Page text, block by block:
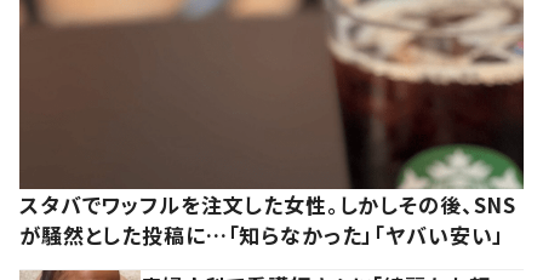
スタバでワッフルを注文した女性。しかしその後、SNS
が騒然とした投稿に…「知らなかった」「ヤバい安い」